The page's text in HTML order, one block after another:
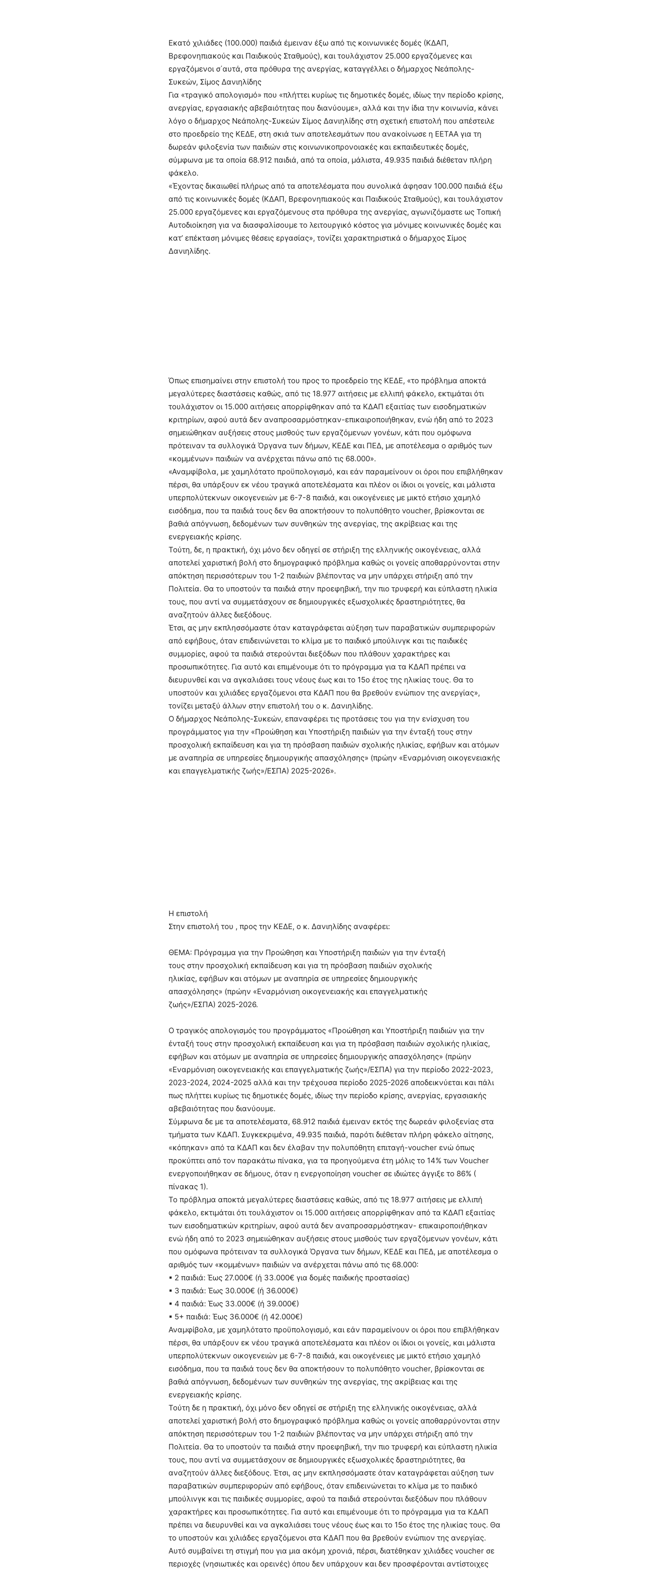
Εκατό χιλιάδες (100.000) παιδιά έμειναν έξω από τις κοινωνικές δομές (ΚΔΑΠ,
Βρεφονηπιακούς και Παιδικούς Σταθμούς), και τουλάχιστον 25.000 εργαζόμενες και
εργαζόμενοι σ΄αυτά, στα πρόθυρα της ανεργίας, καταγγέλλει ο δήμαρχος Νεάπολης-
Συκεών, Σίμος Δανιηλίδης
Για «τραγικό απολογισμό» που «πλήττει κυρίως τις δημοτικές δομές, ιδίως την περίοδο κρίσης,
ανεργίας, εργασιακής αβεβαιότητας που διανύουμε», αλλά και την ίδια την κοινωνία, κάνει
λόγο ο δήμαρχος Νεάπολης-Συκεών Σίμος Δανιηλίδης στη σχετική επιστολή που απέστειλε
στο προεδρείο της ΚΕΔΕ, στη σκιά των αποτελεσμάτων που ανακοίνωσε η ΕΕΤΑΑ για τη
δωρεάν φιλοξενία των παιδιών στις κοινωνικοπρονοιακές και εκπαιδευτικές δομές,
σύμφωνα με τα οποία 68.912 παιδιά, από τα οποία, μάλιστα, 49.935 παιδιά διέθεταν πλήρη
φάκελο.
«Έχοντας δικαιωθεί πλήρως από τα αποτελέσματα που συνολικά άφησαν 100.000 παιδιά έξω
από τις κοινωνικές δομές (ΚΔΑΠ, Βρεφονηπιακούς και Παιδικούς Σταθμούς), και τουλάχιστον
25.000 εργαζόμενες και εργαζόμενους στα πρόθυρα της ανεργίας, αγωνιζόμαστε ως Τοπική
Αυτοδιοίκηση για να διασφαλίσουμε το λειτουργικό κόστος για μόνιμες κοινωνικές δομές και
κατ’ επέκταση μόνιμες θέσεις εργασίας», τονίζει χαρακτηριστικά ο δήμαρχος Σίμος
Δανιηλίδης.
Όπως επισημαίνει στην επιστολή του προς το προεδρείο της ΚΕΔΕ, «το πρόβλημα αποκτά
μεγαλύτερες διαστάσεις καθώς, από τις 18.977 αιτήσεις με ελλιπή φάκελο, εκτιμάται ότι
τουλάχιστον οι 15.000 αιτήσεις απορρίφθηκαν από τα ΚΔΑΠ εξαιτίας των εισοδηματικών
κριτηρίων, αφού αυτά δεν αναπροσαρμόστηκαν-επικαιροποιήθηκαν, ενώ ήδη από το 2023
σημειώθηκαν αυξήσεις στους μισθούς των εργαζόμενων γονέων, κάτι που ομόφωνα
πρότειναν τα συλλογικά Όργανα των δήμων, ΚΕΔΕ και ΠΕΔ, με αποτέλεσμα ο αριθμός των
«κομμένων» παιδιών να ανέρχεται πάνω από τις 68.000».
«Αναμφίβολα, με χαμηλότατο προϋπολογισμό, και εάν παραμείνουν οι όροι που επιβλήθηκαν
πέρσι, θα υπάρξουν εκ νέου τραγικά αποτελέσματα και πλέον οι ίδιοι οι γονείς, και μάλιστα
υπερπολύτεκνων οικογενειών με 6-7-8 παιδιά, και οικογένειες με μικτό ετήσιο χαμηλό
εισόδημα, που τα παιδιά τους δεν θα αποκτήσουν το πολυπόθητο voucher, βρίσκονται σε
βαθιά απόγνωση, δεδομένων των συνθηκών της ανεργίας, της ακρίβειας και της
ενεργειακής κρίσης.
Τούτη, δε, η πρακτική, όχι μόνο δεν οδηγεί σε στήριξη της ελληνικής οικογένειας, αλλά
αποτελεί χαριστική βολή στο δημογραφικό πρόβλημα καθώς οι γονείς αποθαρρύνονται στην
απόκτηση περισσότερων του 1-2 παιδιών βλέποντας να μην υπάρχει στήριξη από την
Πολιτεία. Θα το υποστούν τα παιδιά στην προεφηβική, την πιο τρυφερή και εύπλαστη ηλικία
τους, που αντί να συμμετάσχουν σε δημιουργικές εξωσχολικές δραστηριότητες, θα
αναζητούν άλλες διεξόδους.
Έτσι, ας μην εκπλησσόμαστε όταν καταγράφεται αύξηση των παραβατικών συμπεριφορών
από εφήβους, όταν επιδεινώνεται το κλίμα με το παιδικό μπούλινγκ και τις παιδικές
συμμορίες, αφού τα παιδιά στερούνται διεξόδων που πλάθουν χαρακτήρες και
προσωπικότητες. Για αυτό και επιμένουμε ότι το πρόγραμμα για τα ΚΔΑΠ πρέπει να
διευρυνθεί και να αγκαλιάσει τους νέους έως και το 15ο έτος της ηλικίας τους. Θα το
υποστούν και χιλιάδες εργαζόμενοι στα ΚΔΑΠ που θα βρεθούν ενώπιον της ανεργίας»,
τονίζει μεταξύ άλλων στην επιστολή του ο κ. Δανιηλίδης.
Ο δήμαρχος Νεάπολης-Συκεών, επαναφέρει τις προτάσεις του για την ενίσχυση του
προγράμματος για την «Προώθηση και Υποστήριξη παιδιών για την ένταξή τους στην
προσχολική εκπαίδευση και για τη πρόσβαση παιδιών σχολικής ηλικίας, εφήβων και ατόμων
µε αναπηρία σε υπηρεσίες δημιουργικής απασχόλησης» (πρώην «Εναρμόνιση οικογενειακής
και επαγγελματικής ζωής»/ΕΣΠΑ) 2025-2026».
Η επιστολή
Στην επιστολή του , προς την ΚΕΔΕ, ο κ. Δανιηλίδης αναφέρει:
ΘΕΜΑ: Πρόγραμμα για την Προώθηση και Υποστήριξη παιδιών για την ένταξή
τους στην προσχολική εκπαίδευση και για τη πρόσβαση παιδιών σχολικής
ηλικίας, εφήβων και ατόμων με αναπηρία σε υπηρεσίες δημιουργικής
απασχόλησης» (πρώην «Εναρμόνιση οικογενειακής και επαγγελματικής
ζωής»/ΕΣΠΑ) 2025-2026.
Ο τραγικός απολογισμός του προγράμματος «Προώθηση και Υποστήριξη παιδιών για την
ένταξή τους στην προσχολική εκπαίδευση και για τη πρόσβαση παιδιών σχολικής ηλικίας,
εφήβων και ατόμων με αναπηρία σε υπηρεσίες δημιουργικής απασχόλησης» (πρώην
«Εναρμόνιση οικογενειακής και επαγγελματικής ζωής»/ΕΣΠΑ) για την περίοδο 2022-2023,
2023-2024, 2024-2025 αλλά και την τρέχουσα περίοδο 2025-2026 αποδεικνύεται και πάλι
πως πλήττει κυρίως τις δημοτικές δομές, ιδίως την περίοδο κρίσης, ανεργίας, εργασιακής
αβεβαιότητας που διανύουμε.
Σύμφωνα δε με τα αποτελέσματα, 68.912 παιδιά έμειναν εκτός της δωρεάν φιλοξενίας στα
τμήματα των ΚΔΑΠ. Συγκεκριμένα, 49.935 παιδιά, παρότι διέθεταν πλήρη φάκελο αίτησης,
«κόπηκαν» από τα ΚΔΑΠ και δεν έλαβαν την πολυπόθητη επιταγή-voucher ενώ όπως
προκύπτει από τον παρακάτω πίνακα, για τα προηγούμενα έτη μόλις το 14% των Voucher
ενεργοποιήθηκαν σε δήμους, όταν η ενεργοποίηση voucher σε ιδιώτες άγγιξε το 86% (
πίνακας 1).
Το πρόβλημα αποκτά μεγαλύτερες διαστάσεις καθώς, από τις 18.977 αιτήσεις με ελλιπή
φάκελο, εκτιμάται ότι τουλάχιστον οι 15.000 αιτήσεις απορρίφθηκαν από τα ΚΔΑΠ εξαιτίας
των εισοδηματικών κριτηρίων, αφού αυτά δεν αναπροσαρμόστηκαν- επικαιροποιήθηκαν
ενώ ήδη από το 2023 σημειώθηκαν αυξήσεις στους μισθούς των εργαζόμενων γονέων, κάτι
που ομόφωνα πρότειναν τα συλλογικά Όργανα των δήμων, ΚΕΔΕ και ΠΕΔ, με αποτέλεσμα ο
αριθμός των «κομμένων» παιδιών να ανέρχεται πάνω από τις 68.000:
▪ 2 παιδιά: Έως 27.000€ (ή 33.000€ για δομές παιδικής προστασίας)
▪ 3 παιδιά: Έως 30.000€ (ή 36.000€)
▪ 4 παιδιά: Έως 33.000€ (ή 39.000€)
▪ 5+ παιδιά: Έως 36.000€ (ή 42.000€)
Αναμφίβολα, με χαμηλότατο προϋπολογισμό, και εάν παραμείνουν οι όροι που επιβλήθηκαν
πέρσι, θα υπάρξουν εκ νέου τραγικά αποτελέσματα και πλέον οι ίδιοι οι γονείς, και μάλιστα
υπερπολύτεκνων οικογενειών με 6-7-8 παιδιά, και οικογένειες με μικτό ετήσιο χαμηλό
εισόδημα, που τα παιδιά τους δεν θα αποκτήσουν το πολυπόθητο voucher, βρίσκονται σε
βαθιά απόγνωση, δεδομένων των συνθηκών της ανεργίας, της ακρίβειας και της
ενεργειακής κρίσης.
Τούτη δε η πρακτική, όχι μόνο δεν οδηγεί σε στήριξη της ελληνικής οικογένειας, αλλά
αποτελεί χαριστική βολή στο δημογραφικό πρόβλημα καθώς οι γονείς αποθαρρύνονται στην
απόκτηση περισσότερων του 1-2 παιδιών βλέποντας να μην υπάρχει στήριξη από την
Πολιτεία. Θα το υποστούν τα παιδιά στην προεφηβική, την πιο τρυφερή και εύπλαστη ηλικία
τους, που αντί να συμμετάσχουν σε δημιουργικές εξωσχολικές δραστηριότητες, θα
αναζητούν άλλες διεξόδους. Έτσι, ας μην εκπλησσόμαστε όταν καταγράφεται αύξηση των
παραβατικών συμπεριφορών από εφήβους, όταν επιδεινώνεται το κλίμα με το παιδικό
μπούλινγκ και τις παιδικές συμμορίες, αφού τα παιδιά στερούνται διεξόδων που πλάθουν
χαρακτήρες και προσωπικότητες. Για αυτό και επιμένουμε ότι το πρόγραμμα για τα ΚΔΑΠ
πρέπει να διευρυνθεί και να αγκαλιάσει τους νέους έως και το 15ο έτος της ηλικίας τους. Θα
το υποστούν και χιλιάδες εργαζόμενοι στα ΚΔΑΠ που θα βρεθούν ενώπιον της ανεργίας.
Αυτό συμβαίνει τη στιγμή που για μια ακόμη χρονιά, πέρσι, διατέθηκαν χιλιάδες voucher σε
περιοχές (νησιωτικές και ορεινές) όπου δεν υπάρχουν και δεν προσφέρονται αντίστοιχες